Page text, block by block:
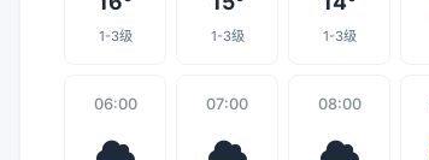
1-3级 1-3级 1-3级
06:00 07:00 08:00